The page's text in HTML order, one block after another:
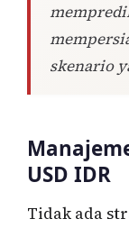
skenario
USD IDR
Tidak ada